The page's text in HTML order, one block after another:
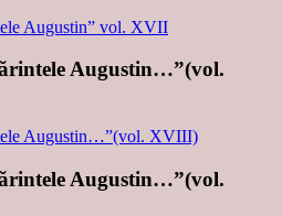
Augustin…”(vol.
Augustin…”(vol.